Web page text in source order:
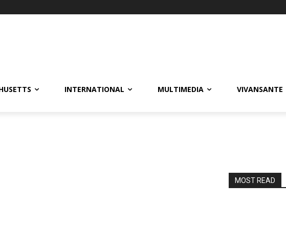
INTERNATIONAL MULTIMEDIA VIVANSANTE
MOST READ